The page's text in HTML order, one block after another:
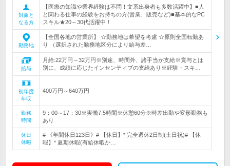
対象と
なる方
【医療の知識や業界経験は不問！文系出身者も多数活躍中】■人
と関わる仕事の経験をお持ちの方(営業、販売など)■基本的なPC
スキル★20～30代活躍中！
勤務地
【全国各地の営業所】 ☆勤務地は希望を考慮 ☆原則全国転勤あ
り （選択された勤務地区分により給与差…
給与
月給:22万円～32万円※別途、時間外、諸手当が支給※賞与とは
別に、成績に応じたインセンティブの支給あり※経験・スキ…
初年度
年収
400万円～640万円
勤務
時間
9：00～17：30※実働7.5時間※休憩60分※時差出勤や変形勤務も
あり
休日
休暇
# 《年間休日123日》# 【休日】* 完全週休2日制(土日祝)# 【休
暇】* 夏期休暇(有給休暇か…